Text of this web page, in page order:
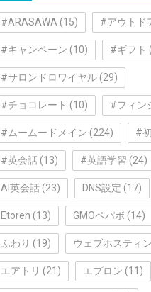
#ARASAWA (15) #アウトド
#キャンペーン (10) #ギフト
#サロンドロワイヤル(29)
#チョコレート (10) #フィン
#ムームードメイン (224) #
#英会話(13) #英語学習 (24)
AI英会話(23) DNS設定 (17)
Etoren (13) GMOペパボ (14)
ふわり (19) ウェブホスティ
エアトリ (21) エプロン (11)